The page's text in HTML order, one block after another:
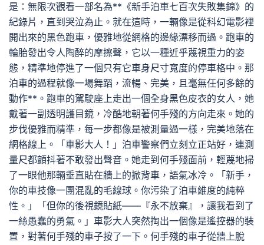
是：無限次觀看一部名為**《新手泊車七百次失敗集錦》的
紀錄片，直到哭泣為止。就在這時，一輛像是從科幻電影裡
開出來的黑色跑車，優雅地從網格的邊緣漂移而過。跑車的
輪胎發出令人陶醉的摩擦聲，它以一種近乎蔑視重力的姿
態，精準地停進了一個只有它車身尺寸寬度的停車格中。那
泊車的過程就像一場舞蹈，流暢、完美，且毫無任何多餘的
動作**。跑車的駕駛座上走出一個全身黑色皮衣的女人，她
戴著一副透明護目鏡，冷酷地朝著何手殘的方向走來。她的
步伐優雅而精準，每一步都像是被測量過一樣，完美地落在
網格線上。「車影大人！」泊車警察們立刻立正站好，連測
量尺都顫抖著不敢發出聲音。她走到何手殘面前，輕蔑地掃
了一眼他那輛垂直貼在牆上的掀背車，語氣冰冷。「新手，
你的車技像一團混亂的毛線球。你污染了泊車維度的純粹
性。」「但你的後視鏡貼紙——『永不放棄』，讓我看到了
一絲愚蠢的勇氣。」車影大人突然掏出一個像是遙控器的裝
置，對著何手殘的車子按了一下。何手殘的車子從牆上脫